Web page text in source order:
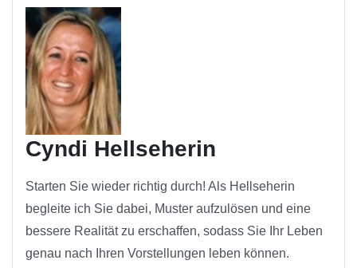
Cyndi Hellseherin
Starten Sie wieder richtig durch! Als Hellseherin
begleite ich Sie dabei, Muster aufzulösen und eine
bessere Realität zu erschaffen, sodass Sie Ihr Leben
genau nach Ihren Vorstellungen leben können.